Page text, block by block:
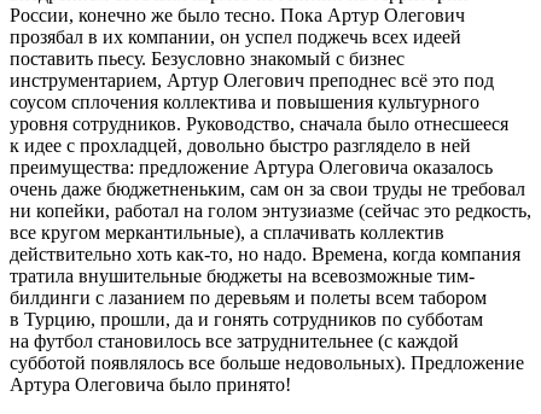
России, конечно же было тесно. Пока Артур Олегович
прозябал в их компании, он успел поджечь всех идеей
поставить пьесу. Безусловно знакомый с бизнес
инструментарием, Артур Олегович преподнес всё это под
соусом сплочения коллектива и повышения культурного
уровня сотрудников. Руководство, сначала было отнесшееся
к идее с прохладцей, довольно быстро разглядело в ней
преимущества: предложение Артура Олеговича оказалось
очень даже бюджетненьким, сам он за свои труды не требовал
ни копейки, работал на голом энтузиазме (сейчас это редкость,
все кругом меркантильные), а сплачивать коллектив
действительно хоть как-то, но надо. Времена, когда компания
тратила внушительные бюджеты на всевозможные тим-
билдинги с лазанием по деревьям и полеты всем табором
в Турцию, прошли, да и гонять сотрудников по субботам
на футбол становилось все затруднительнее (с каждой
субботой появлялось все больше недовольных). Предложение
Артура Олеговича было принято!